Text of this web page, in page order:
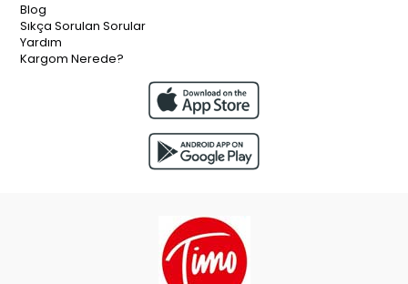
Blog
Sıkça Sorulan Sorular
Yardım
Kargom Nerede?